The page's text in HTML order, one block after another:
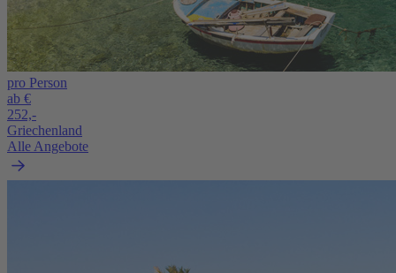
pro Person
ab €
252,-
Griechenland
Alle Angebote